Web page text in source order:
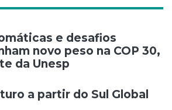
de Post
e desafios
novo peso na COP 30,
da Unesp
a partir do Sul Global